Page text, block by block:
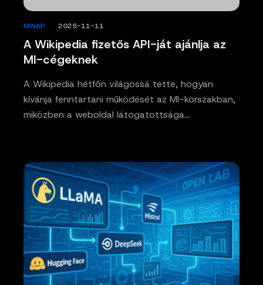
A Wikipedia fizetős API-ját ajánlja az
MI-cégeknek
MINAP 2025-11-11
A Wikipedia hétfőn világossá tette, hogyan
kívánja fenntartani működését az MI-korszakban,
miközben a weboldal látogatottsága…